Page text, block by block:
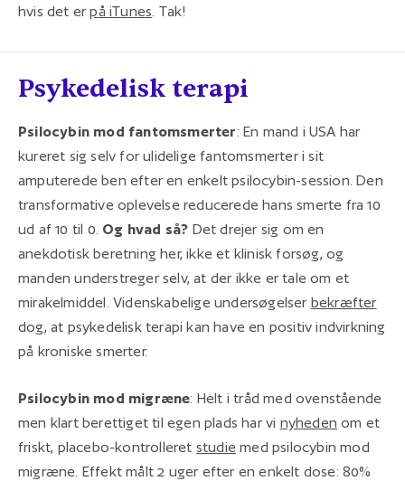
hvis det erpå iTunes. Tak!
Psykedelisk terapi
Psilocybin mod fantomsmerter: En mand i USA har
kureret sig selv for ulidelige fantomsmerter i sit
amputerede ben efter en enkelt psilocybin-session. Den
transformative oplevelse reducerede hans smerte fra 10
ud af 10 til 0. Og hvad så? Det drejer sig om en
anekdotisk beretning her, ikke et klinisk forsøg, og
manden understreger selv, at der ikke er tale om et
mirakelmiddel. Videnskabelige undersøgelser bekræfter
dog, at psykedelisk terapi kan have en positiv indvirkning
på kroniske smerter.
Psilocybin mod migræne: Helt i tråd med ovenstående
men klart berettiget til egen plads har vi nyheden om et
friskt, placebo-kontrolleret studie med psilocybin mod
migræne. Effekt målt 2 uger efter en enkelt dose: 80%